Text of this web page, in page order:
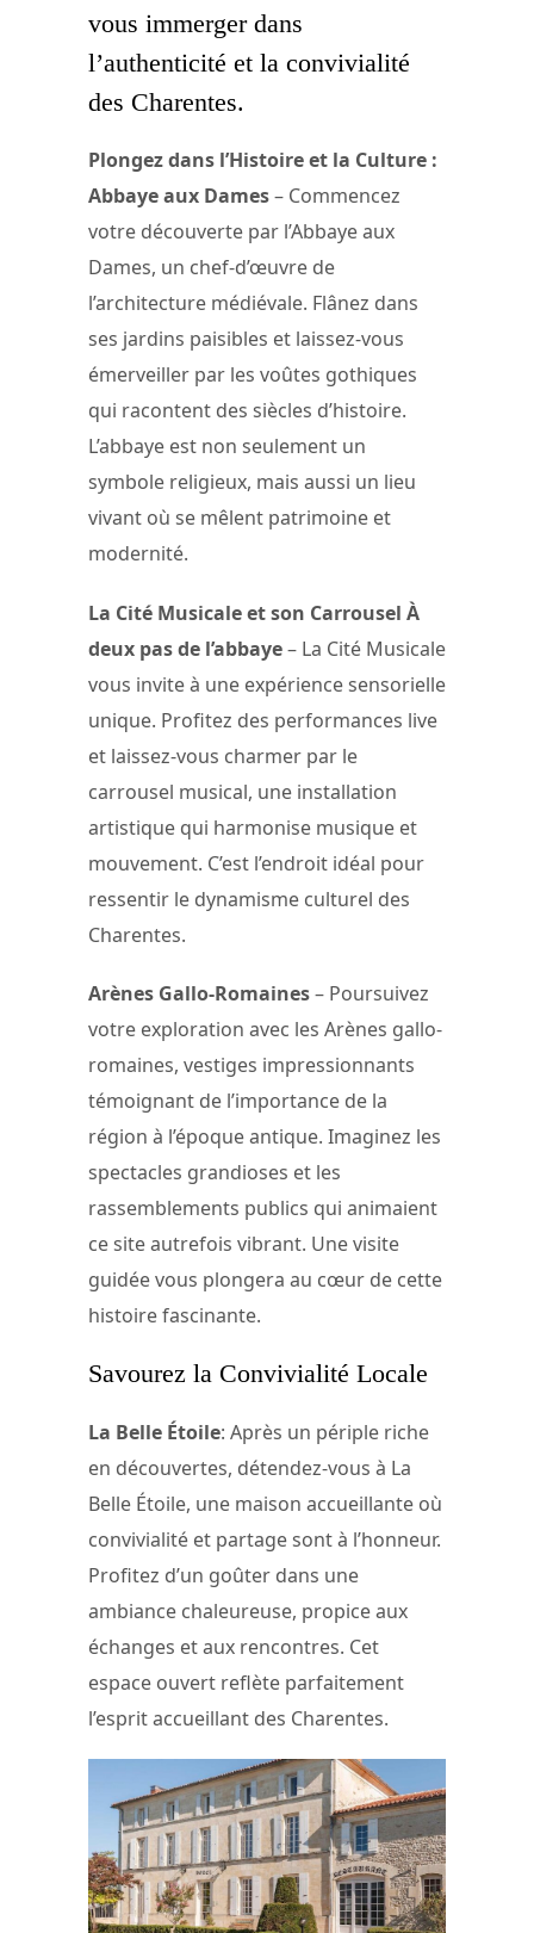
vous immerger dans
l’authenticité et la convivialité
des Charentes.
Plongez dans l’Histoire et la Culture :
Abbaye aux Dames– Commencez
votre découverte par l’Abbaye aux
Dames, un chef-d’œuvre de
l’architecture médiévale. Flânez dans
ses jardins paisibles et laissez-vous
émerveiller par les voûtes gothiques
qui racontent des siècles d’histoire.
L’abbaye est non seulement un
symbole religieux, mais aussi un lieu
vivant où se mêlent patrimoine et
modernité.
La Cité Musicale et son Carrousel À
deux pas de l’abbaye– La Cité Musicale
vous invite à une expérience sensorielle
unique. Profitez des performances live
et laissez-vous charmer par le
carrousel musical, une installation
artistique qui harmonise musique et
mouvement. C’est l’endroit idéal pour
ressentir le dynamisme culturel des
Charentes.
Arènes Gallo-Romaines– Poursuivez
votre exploration avec les Arènes gallo-
romaines, vestiges impressionnants
témoignant de l’importance de la
région à l’époque antique. Imaginez les
spectacles grandioses et les
rassemblements publics qui animaient
ce site autrefois vibrant. Une visite
guidée vous plongera au cœur de cette
histoire fascinante.
Savourez la Convivialité Locale
La Belle Étoile: Après un périple riche
en découvertes, détendez-vous à La
Belle Étoile, une maison accueillante où
convivialité et partage sont à l’honneur.
Profitez d’un goûter dans une
ambiance chaleureuse, propice aux
échanges et aux rencontres. Cet
espace ouvert reflète parfaitement
l’esprit accueillant des Charentes.